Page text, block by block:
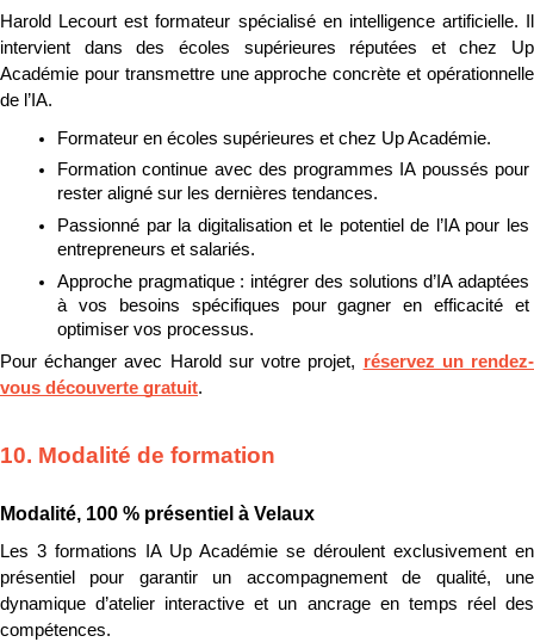
Harold Lecourt est formateur spécialisé en intelligence artificielle. Il
intervient dans des écoles supérieures réputées et chez Up
Académie pour transmettre une approche concrète et opérationnelle
de l’IA.
Formateur en écoles supérieures et chez Up Académie.
Formation continue avec des programmes IA poussés pour
rester aligné sur les dernières tendances.
Passionné par la digitalisation et le potentiel de l’IA pour les
entrepreneurs et salariés.
Approche pragmatique : intégrer des solutions d’IA adaptées
à vos besoins spécifiques pour gagner en efficacité et
optimiser vos processus.
Pour échanger avec Harold sur votre projet, réservez un rendez-
vous découverte gratuit.
10. Modalité de formation
Modalité, 100 % présentiel à Velaux
Les 3 formations IA Up Académie se déroulent exclusivement en
présentiel pour garantir un accompagnement de qualité, une
dynamique d’atelier interactive et un ancrage en temps réel des
compétences.